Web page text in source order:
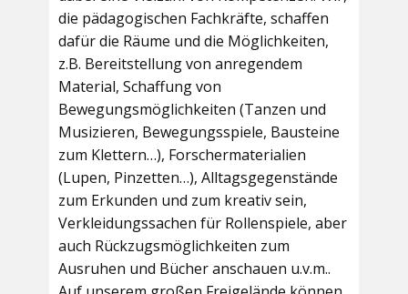
die pädagogischen Fachkräfte, schaffen
dafür die Räume und die Möglichkeiten,
z.B. Bereitstellung von anregendem
Material, Schaffung von
Bewegungsmöglichkeiten (Tanzen und
Musizieren, Bewegungsspiele, Bausteine
zum Klettern…), Forschermaterialien
(Lupen, Pinzetten…), Alltagsgegenstände
zum Erkunden und zum kreativ sein,
Verkleidungssachen für Rollenspiele, aber
auch Rückzugsmöglichkeiten zum
Ausruhen und Bücher anschauen u.v.m..